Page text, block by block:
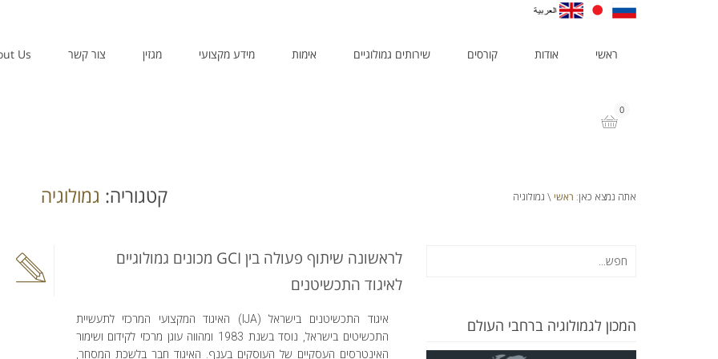
ראשי אודות קורסים שירותים גמולוגיים אימות מידע מקצועי מגזין צור קשר Us
0
קטגוריה: גמולוגיה אתה נמצא כאן: ראשי \ גמולוגיה
לראשונה שיתוף פעולה בין GCI מכונים גמולוגיים
לאיגוד התכשיטנים
איגוד התכשיטנים בישראל (IJA) האיגוד המקצועי המרכזי לתעשיית
התכשיטים בישראל, נוסד בשנת 1983 ומהווה עוגן מרכזי לקידום ושימור
האינטרסים העסקיים של העוסקים בענף. האיגוד חבר בלשכת המסחר,
המכון לגמולוגיה ברחבי העולם